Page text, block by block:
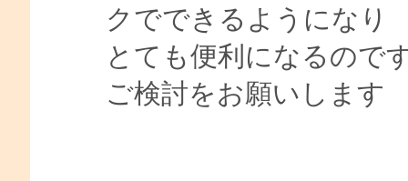
クでできるようになり
とても便利になるので
ご検討をお願いします